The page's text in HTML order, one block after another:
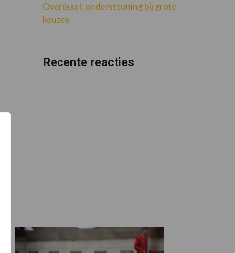
Overijssel: ondersteuning bij grote
keuzes
Recente reacties